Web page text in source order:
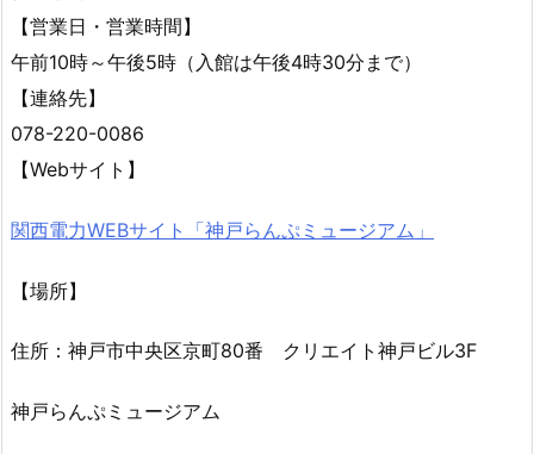
【営業日・営業時間】
午前10時～午後5時（入館は午後4時30分まで）
【連絡先】
078-220-0086
【Webサイト】
関西電力WEBサイト「神戸らんぷミュージアム」
【場所】
住所：神戸市中央区京町80番 クリエイト神戸ビル3F
神戸らんぷミュージアム